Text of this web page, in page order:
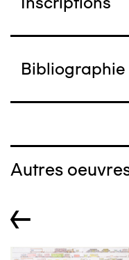
Bibliographie
Autres
←